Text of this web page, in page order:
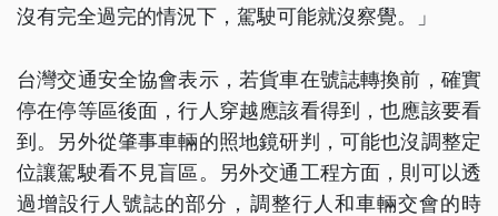
沒有完全過完的情況下，駕駛可能就沒察覺。」
台灣交通安全協會表示，若貨車在號誌轉換前，確實
停在停等區後面，行人穿越應該看得到，也應該要看
到。另外從肇事車輛的照地鏡研判，可能也沒調整定
位讓駕駛看不見盲區。另外交通工程方面，則可以透
過增設行人號誌的部分，調整行人和車輛交會的時